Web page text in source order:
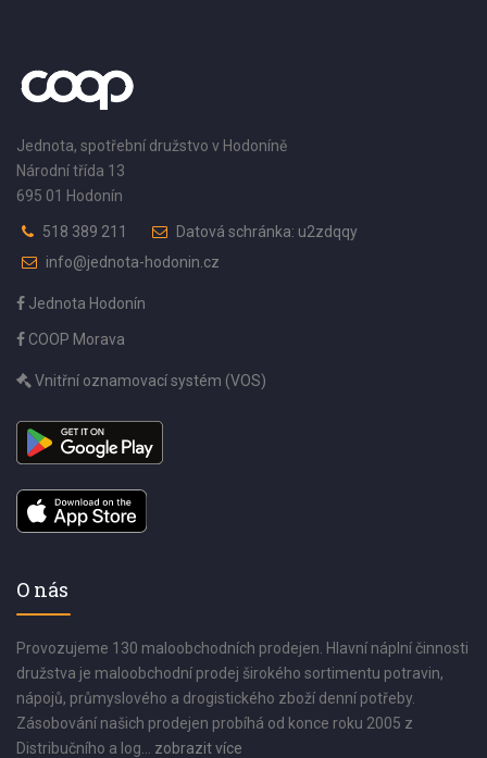
Jednota, spotřební družstvo v Hodoníně
Národní třída 13
695 01 Hodonín
518 389 211
Datová schránka: u2zdqqy
info@jednota-hodonin.cz
Jednota Hodonín
COOP Morava
Vnitřní oznamovací systém (VOS)
O nás
Provozujeme 130 maloobchodních prodejen. Hlavní náplní činnosti
družstva je maloobchodní prodej širokého sortimentu potravin,
nápojů, průmyslového a drogistického zboží denní potřeby.
Zásobování našich prodejen probíhá od konce roku 2005 z
Distribučního a log... zobrazit více